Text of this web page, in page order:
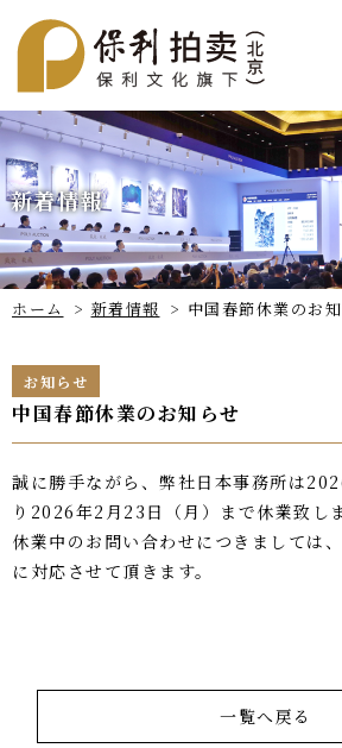
新着情報
ホーム > 新着情報 > 中国春節休業のお
お知らせ
中国春節休業のお知らせ
誠に勝手ながら、弊社日本事務所は
り2026年2月23日（月）まで休業致しま
休業中のお問い合わせにつきましては
に対応させて頂きます。
一覧へ戻る